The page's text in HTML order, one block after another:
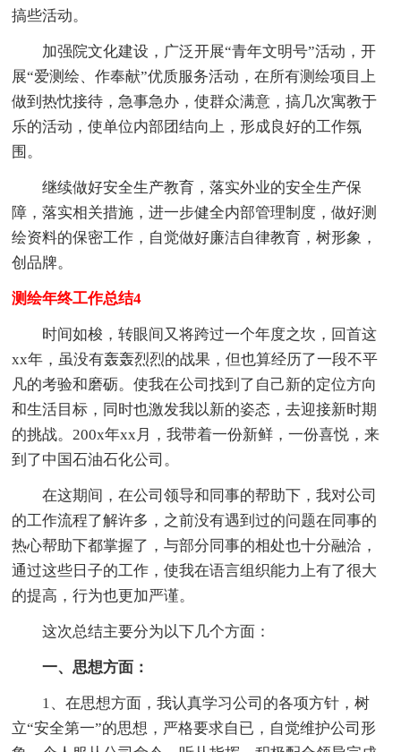
搞些活动。
加强院文化建设，广泛开展“青年文明号”活动，开
展“爱测绘、作奉献”优质服务活动，在所有测绘项目上
做到热忱接待，急事急办，使群众满意，搞几次寓教于
乐的活动，使单位内部团结向上，形成良好的工作氛
围。
继续做好安全生产教育，落实外业的安全生产保
障，落实相关措施，进一步健全内部管理制度，做好测
绘资料的保密工作，自觉做好廉洁自律教育，树形象，
创品牌。
测绘年终工作总结4
时间如梭，转眼间又将跨过一个年度之坎，回首这
xx年，虽没有轰轰烈烈的战果，但也算经历了一段不平
凡的考验和磨砺。使我在公司找到了自己新的定位方向
和生活目标，同时也激发我以新的姿态，去迎接新时期
的挑战。200x年xx月，我带着一份新鲜，一份喜悦，来
到了中国石油石化公司。
在这期间，在公司领导和同事的帮助下，我对公司
的工作流程了解许多，之前没有遇到过的问题在同事的
热心帮助下都掌握了，与部分同事的相处也十分融洽，
通过这些日子的工作，使我在语言组织能力上有了很大
的提高，行为也更加严谨。
这次总结主要分为以下几个方面：
一、思想方面：
1、在思想方面，我认真学习公司的各项方针，树
立“安全第一”的思想，严格要求自已，自觉维护公司形